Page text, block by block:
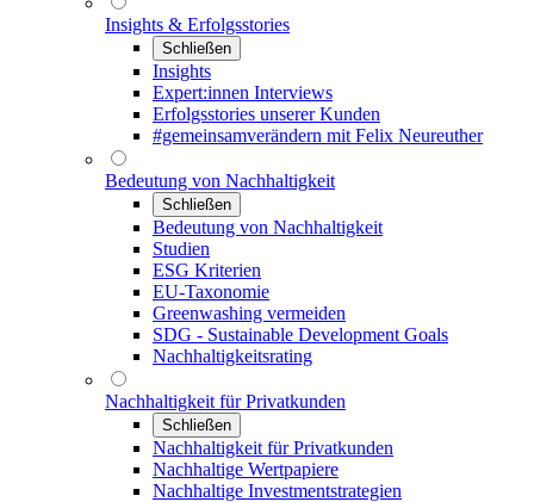
Insights & Erfolgsstories
Schließen
Insights
Expert:innen Interviews
Erfolgsstories unserer Kunden
#gemeinsamverändern mit Felix Neureuther
Bedeutung von Nachhaltigkeit
Schließen
Bedeutung von Nachhaltigkeit
Studien
ESG Kriterien
EU-Taxonomie
Greenwashing vermeiden
SDG - Sustainable Development Goals
Nachhaltigkeitsrating
Nachhaltigkeit für Privatkunden
Schließen
Nachhaltigkeit für Privatkunden
Nachhaltige Wertpapiere
Nachhaltige Investmentstrategien